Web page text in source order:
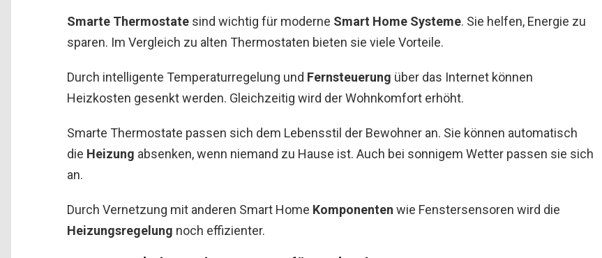
Smarte Thermostate sind wichtig für moderne Smart Home Systeme. Sie helfen, Energie zu
sparen. Im Vergleich zu alten Thermostaten bieten sie viele Vorteile.
Durch intelligente Temperaturregelung und Fernsteuerung über das Internet können
Heizkosten gesenkt werden. Gleichzeitig wird der Wohnkomfort erhöht.
Smarte Thermostate passen sich dem Lebensstil der Bewohner an. Sie können automatisch
die Heizung absenken, wenn niemand zu Hause ist. Auch bei sonnigem Wetter passen sie sich
an.
Durch Vernetzung mit anderen Smart Home Komponenten wie Fenstersensoren wird die
Heizungsregelung noch effizienter.